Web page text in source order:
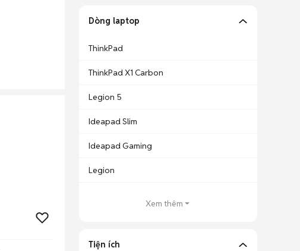
Dòng laptop
ThinkPad
ThinkPad X1 Carbon
Legion 5
Ideapad Slim
Ideapad Gaming
Legion
Xem thêm
Tiện ích